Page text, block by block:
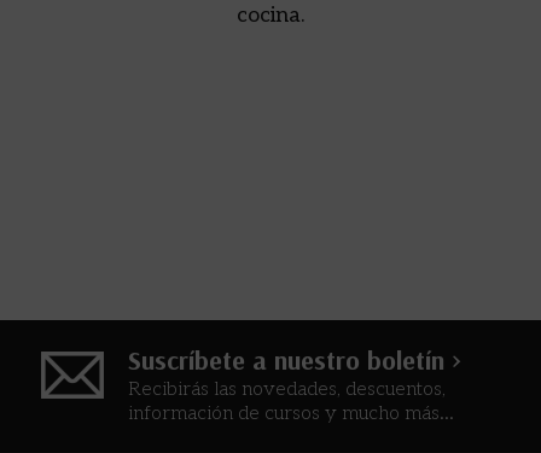
cocina.
Suscríbete a nuestro boletín >
Recibirás las novedades, descuentos,
información de cursos y mucho más...